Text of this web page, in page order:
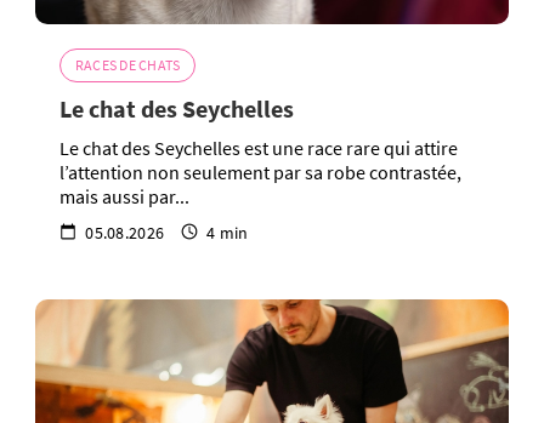
RACES DE CHATS
Le chat des Seychelles
Le chat des Seychelles est une race rare qui attire
l’attention non seulement par sa robe contrastée,
mais aussi par...
05.08.2026 4 min